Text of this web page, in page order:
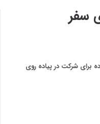
سفر
برای شرکت در پیاده روی